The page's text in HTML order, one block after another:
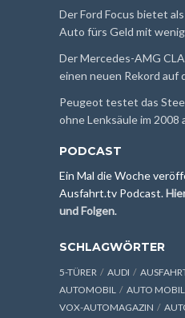
Der Ford Focus bietet
Auto fürs Geld mit
Der Mercedes-AMG
einen neuen Rekord auf
Peugeot testet das
ohne Lenksäule im 2008
PODCAST
Ein Mal die Woche
Ausfahrt.tv Podcast.
und Folgen.
SCHLAGWÖRTER
5-TÜRER AUDI
AUTOMOBIL
AUTO MOBIL
VOX-AUTOMAGAZIN